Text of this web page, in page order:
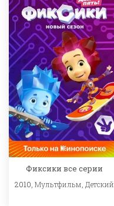
Фиксики все серии
2010,Мультфильм Детский